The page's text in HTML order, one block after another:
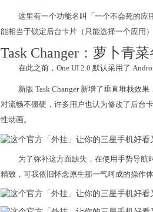
这里有一个功能名叫「一个不会死的应
能相当于锁定后台卡片（只能选择一个应用
Task Changer：萝卜青
在此之前，One UI 2.0 默认采用了
新版 Task Changer 新增了垂直堆栈效
对流畅不僵硬，许多用户也认为修改了后台
性动画。
为了弥补这方面缺失，在使用手势导航
精致，可我依旧怀念原生那一气呵成的操作体